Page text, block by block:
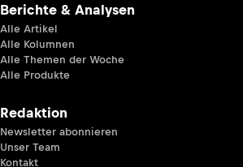
Berichte & Analysen
Alle Artikel
Alle Kolumnen
Alle Themen der Woche
Alle Produkte
Redaktion
Newsletter abonnieren
Unser Team
Kontakt